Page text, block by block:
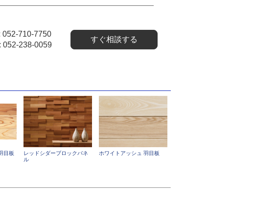
052-710-7750
052-238-0059
すぐ相談する
目板
レッドシダーブロックパネ
ル
ホワイトアッシュ 羽目板